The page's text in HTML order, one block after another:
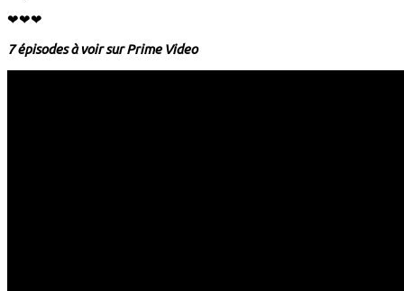
❤❤❤
7 épisodes à voir sur Prime Video